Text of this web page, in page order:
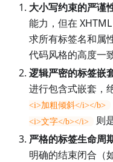
大小写约束的严谨
能力，但在
求所有标签名和属
代码风格的高度一致
逻辑严密的标签嵌
进行包含式嵌套，
<i>加粗倾斜</i></b>
<i>文字</b></i>
则
严格的标签生命周
明确的结束闭合（